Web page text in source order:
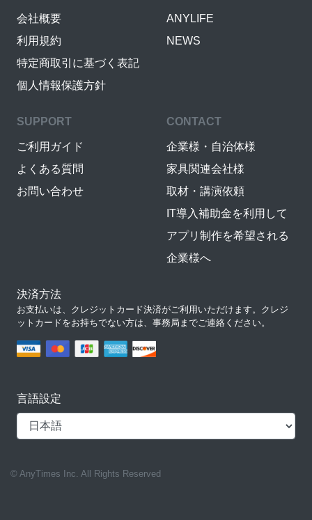
会社概要
利用規約
特定商取引に基づく表記
個人情報保護方針
ANYLIFE
NEWS
SUPPORT
ご利用ガイド
よくある質問
お問い合わせ
CONTACT
企業様・自治体様
家具関連会社様
取材・講演依頼
IT導入補助金を利用して
アプリ制作を希望される
企業様へ
決済方法
お支払いは、クレジットカード決済がご利用いただけます。クレジ
ットカードをお持ちでない方は、事務局までご連絡ください。
言語設定
© AnyTimes Inc. All Rights Reserved